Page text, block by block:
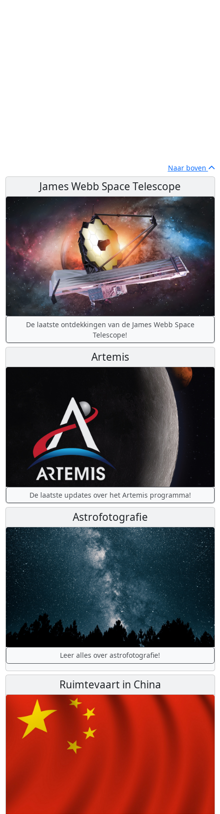
Naar boven
James Webb Space Telescope
De laatste ontdekkingen van de James Webb Space
Telescope!
Artemis
De laatste updates over het Artemis programma!
Astrofotografie
Leer alles over astrofotografie!
Ruimtevaart in China